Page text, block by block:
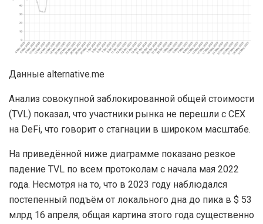
Данные alternative.me
Анализ совокупной заблокированной общей стоимости
(TVL) показал, что участники рынка не перешли с CEX
на DeFi, что говорит о стагнации в широком масштабе.
На приведённой ниже диаграмме показано резкое
падение TVL по всем протоколам с начала мая 2022
года. Несмотря на то, что в 2023 году наблюдался
постепенный подъём от локального дна до пика в $ 53
млрд 16 апреля, общая картина этого года существенно